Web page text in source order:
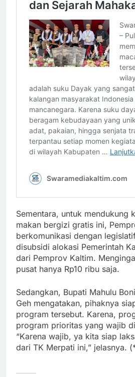
Sementara, untuk mendukung
makan bergizi gratis ini,
berkomunikasi dengan
disubsidi alokasi Pemerintah
dari Pemprov Kaltim.
pusat hanya Rp10 ribu saja.
Sedangkan, Bupati Mahulu
Geh mengatakan, pihaknya
program tersebut. Karena,
program prioritas yang wajib
“Karena wajib, ya kita siap
dari TK Merpati ini,” jelasnya.